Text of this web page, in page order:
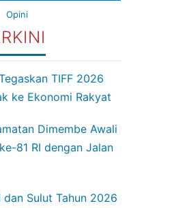
Opini
TIFF 2026
ke Ekonomi Rakyat
Dimembe Awali
81 RI dengan Jalan
dan Sulut Tahun 2026